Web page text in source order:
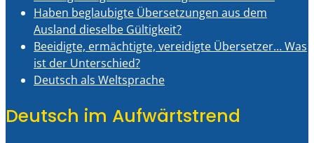
Haben beglaubigte Übersetzungen aus dem
Ausland dieselbe Gültigkeit?
Beeidigte, ermächtigte, vereidigte Übersetzer… Was
ist der Unterschied?
Deutsch als Weltsprache
Deutsch im Aufwärtstrend